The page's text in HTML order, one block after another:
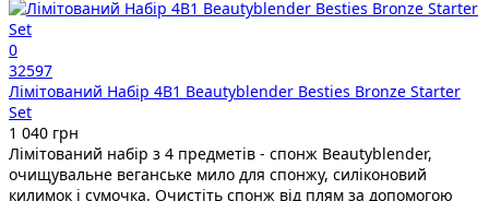
0
32597
Лімітований Набір 4В1 Beautyblender Besties Bronze Starter
Set
1 040 грн
Лімітований набір з 4 предметів - спонж Beautyblender,
очищувальне веганське мило для спонжу, силіконовий
килимок і сумочка. Очистіть спонж від плям за допомогою